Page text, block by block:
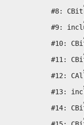
#8:
#9:
#10:
#11:
#12:
#13:
#14: